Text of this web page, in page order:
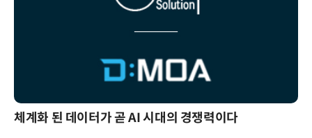
체계화 된 데이터가 곧 AI 시대의 경쟁력이다